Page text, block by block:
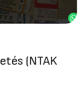
(NTAK